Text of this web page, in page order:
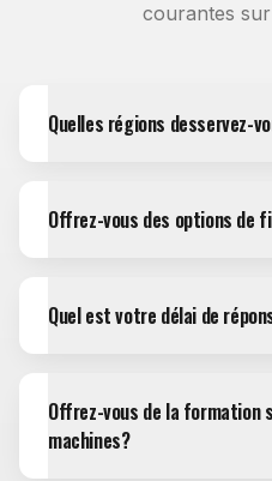
courantes
Quelles régions desservez-
Offrez-vous des options de
Quel est votre délai de
Offrez-vous de la formation
machines?